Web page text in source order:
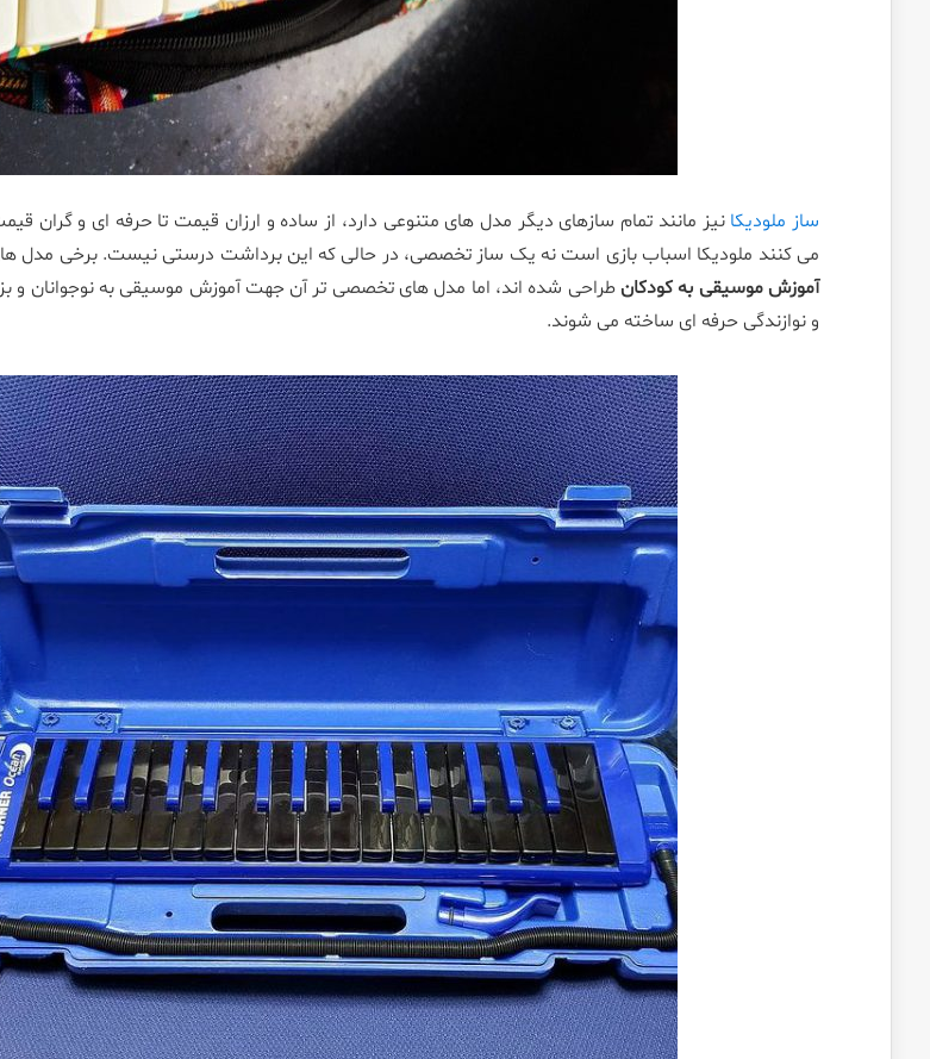
ساز ملودیکانیز مانند تمام سازهای دیگر مدل های متنوعی دارد، از ساده و ارزان قیمت تا حرفه ای و گران
می کنند ملودیکا اسباب بازی است نه یک ساز تخصصی، در حالی که این برداشت درستی نیست. برخی مدل
آموزش موسیقی به کودکان طراحی شده اند، اما مدل های تخصصی تر آن جهت آموزش موسیقی به نوجوانان و
و نوازندگی حرفه ای ساخته می شوند.